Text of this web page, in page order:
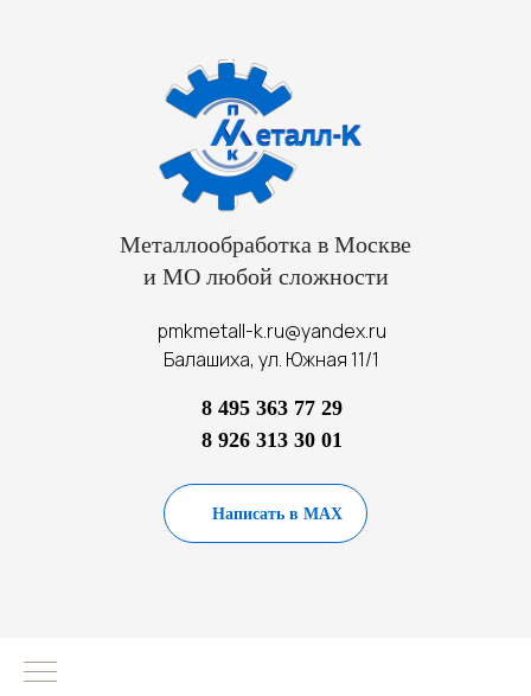
Металлообработка в Москве
и МО любой сложности
pmkmetall-k.ru@yandex.ru
Балашиха, ул. Южная 11/1
8 495 363 77 29
8 926 313 30 01
Написать в MAX